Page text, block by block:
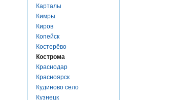
Карталы
Кимры
Киров
Копейск
Костерёво
Кострома
Краснодар
Красноярск
Кудиново село
Кузнецк